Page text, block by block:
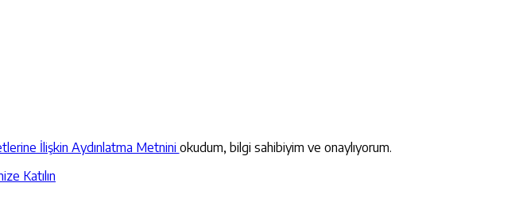
İlişkin Aydınlatma Metnini okudum, bilgi sahibiyim ve onaylıyorum.
Katılın